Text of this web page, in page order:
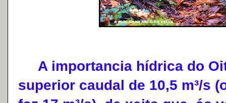
A importancia hídrica do
superior caudal de 10,5 m³/s